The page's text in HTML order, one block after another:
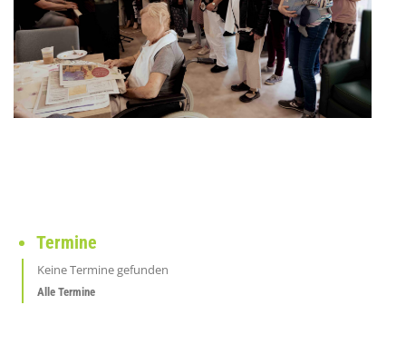
Termine
Keine Termine gefunden
Alle Termine